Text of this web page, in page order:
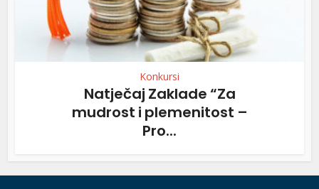
Konkursi
Natječaj Zaklade “Za
mudrost i plemenitost –
Pro...